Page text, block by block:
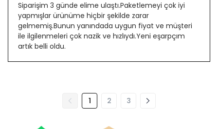
Siparişim 3 günde elime ulaştı.Paketlemeyi çok iyi
yapmışlar ürünüme hiçbir şekilde zarar
gelmemiş.Bunun yanındada uygun fiyat ve müşteri
ile ilgilenmeleri çok nazik ve hızlıydı.Yeni eşarpçım
artık belli oldu.
1 2 3